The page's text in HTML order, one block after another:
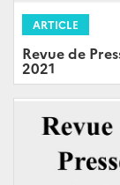
ARTICLE
Revue de
2021